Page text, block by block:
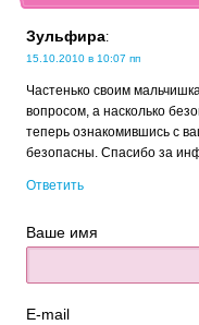
Зульфира:
15.10.2010 в 10:07 пп
Частенько своим
вопросом, а насколько
теперь ознакомившись с
безопасны. Спасибо за
Ответить
Ваше имя
E-mail